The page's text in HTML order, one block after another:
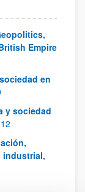
Empire
en
y sociedad
industrial,